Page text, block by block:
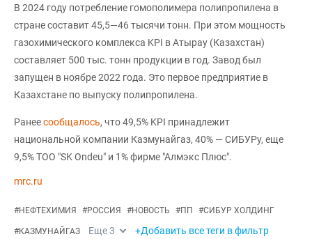
В 2024 году потребление гомополимера полипропилена в
стране составит 45,5—46 тысячи тонн. При этом мощность
газохимического комплекса KPI в Атырау (Казахстан)
составляет 500 тыс. тонн продукции в год. Завод был
запущен в ноябре 2022 года. Это первое предприятие в
Казахстане по выпуску полипропилена.
Ранеесообщалось, что 49,5% KPI принадлежит
национальной компании Казмунайгаз, 40% — СИБУРу, еще
9,5% ТОО "SK Ondeu" и 1% фирме "Алмэкс Плюс".
mrc.ru
#НЕФТЕХИМИЯ #РОССИЯ #НОВОСТЬ #ПП #СИБУР ХОЛДИНГ
#КАЗМУНАЙГАЗ Еще3 +Добавить все теги в фильтр